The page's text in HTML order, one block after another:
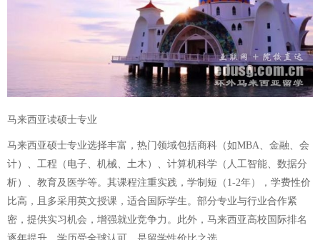
马来西亚读硕士专业
马来西亚硕士专业选择丰富，热门领域包括商科（如MBA、金融、会
计）、工程（电子、机械、土木）、计算机科学（人工智能、数据分
析）、教育及医学等。其课程注重实践，学制短（1-2年），学费性价
比高，且多采用英文授课，适合国际学生。部分专业与行业合作紧
密，提供实习机会，增强就业竞争力。此外，马来西亚高校国际排名